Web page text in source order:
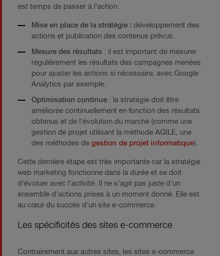
est temps de passer à l'action.
Mise en place de la stratégie : développement des
actions et publication des contenus prévus.
Mesure des résultats : il est important de mesurer
régulièrement les résultats des campagnes menées
pour ajuster les actions si nécessaire, avec Google
Analytics par exemple.
Optimisation continue : la stratégie doit être
améliorée continuellement en fonction des résultats
obtenus et de l'évolution du marché (comme une
gestion de projet utilisant la méthode AGILE, une
des méthodes de gestion de projet informatique).
Cette dernière étape est très importante car la stratégie
web marketing fonctionne dans la durée et se doit
d'évoluer avec l'activité. Il ne s'agit pas juste d'un
ensemble d'actions prises à un moment donné. Elle est
au cœur du succès d'un site e-commerce.
Les spécificités des sites e-commerce
Contrairement aux autres sites, les sites e-commerce